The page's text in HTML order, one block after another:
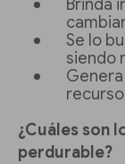
Brinda
Se lo
siendo
¿Cuáles son
perdurable?